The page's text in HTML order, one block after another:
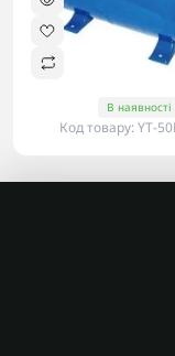
В наявності
Код товару: YT-